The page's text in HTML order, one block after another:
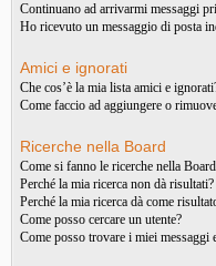
Continuano ad arrivarmi messaggi
Ho ricevuto un messaggio di posta
Amici e ignorati
Che cos’è la mia lista amici e
Come faccio ad aggiungere o
Ricerche nella Board
Come si fanno le ricerche nella
Perché la mia ricerca non dà risultati?
Perché la mia ricerca dà come
Come posso cercare un utente?
Come posso trovare i miei messaggi